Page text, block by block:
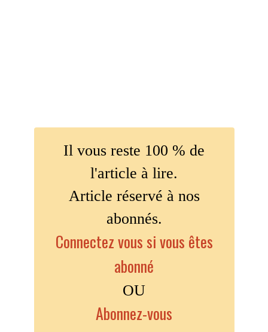
Il vous reste 100 % de
l'article à lire.
Article réservé à nos
abonnés.
Connectez vous si vous êtes
abonné
OU
Abonnez-vous